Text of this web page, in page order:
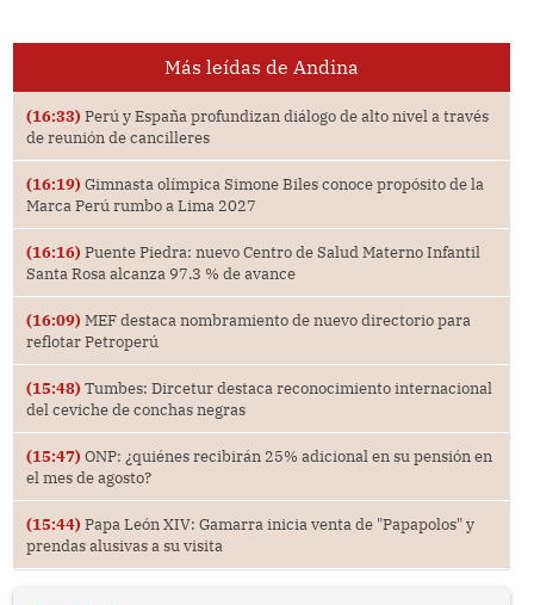
Más leídas de Andina
(16:33) Perú y España profundizan diálogo de alto nivel a través
de reunión de cancilleres
(16:19) Gimnasta olímpica Simone Biles conoce propósito de la
Marca Perú rumbo a Lima 2027
(16:16) Puente Piedra: nuevo Centro de Salud Materno Infantil
Santa Rosa alcanza 97.3 % de avance
(16:09) MEF destaca nombramiento de nuevo directorio para
reflotar Petroperú
(15:48) Tumbes: Dircetur destaca reconocimiento internacional
del ceviche de conchas negras
(15:47) ONP: ¿quiénes recibirán 25% adicional en su pensión en
el mes de agosto?
(15:44) Papa León XIV: Gamarra inicia venta de "Papapolos" y
prendas alusivas a su visita